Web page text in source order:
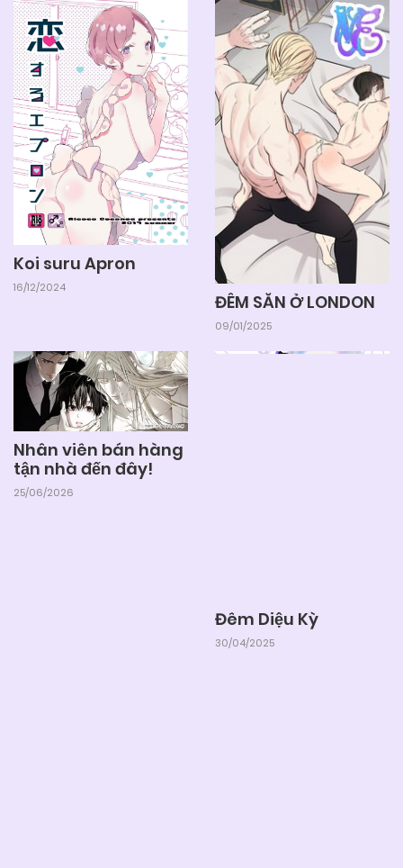
Chapter 1
Chapter 0 04/06/2025
Koi suru Apron
16/12/2024
ĐÊM SĂN Ở LONDON
09/01/2025
Nhân viên bán hàng
tận nhà đến đây!
25/06/2026
Đêm Diệu Kỳ
30/04/2025